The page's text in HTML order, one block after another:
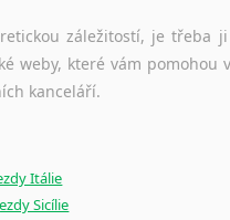
záležitostí, je třeba
weby, které vám
kanceláří.
Itálie
Sicílie